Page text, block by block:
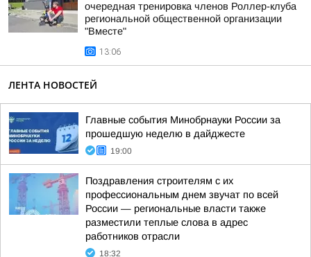
очередная тренировка членов Роллер-клуба
региональной общественной организации
"Вместе"
13:06
ЛЕНТА НОВОСТЕЙ
Главные события Минобрнауки России за
прошедшую неделю в дайджесте
19:00
Поздравления строителям с их
профессиональным днем звучат по всей
России — региональные власти также
разместили теплые слова в адрес
работников отрасли
18:32